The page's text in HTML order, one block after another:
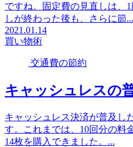
ですね。固定費の見直しは、
しが終わった後も、さらに節...
2021.01.14
買い物術
交通費の節約
キャッシュレスの
キャッシュレス決済が普及し
す。これまでは、10回分の料
14枚を購入できました。...